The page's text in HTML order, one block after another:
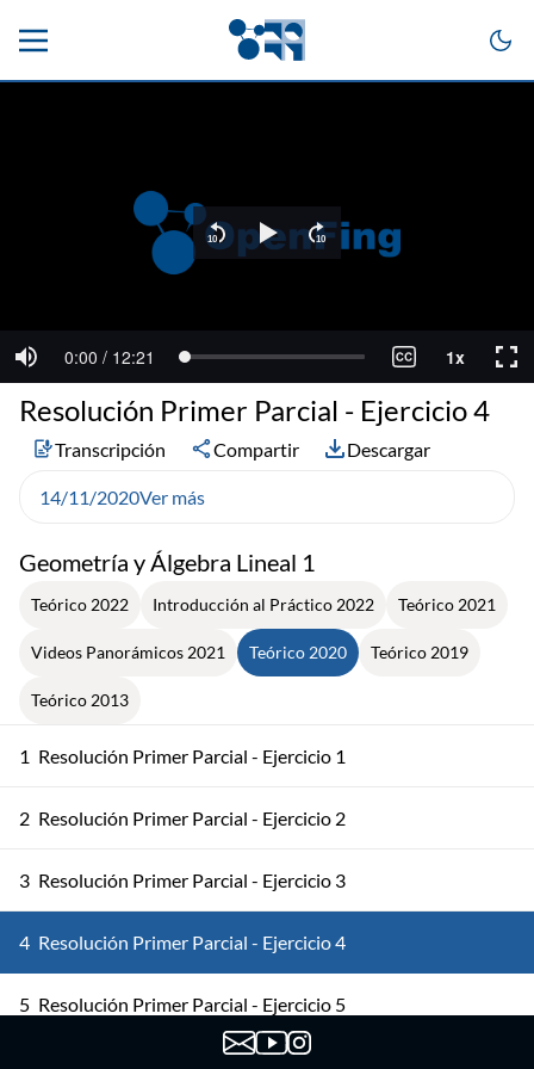
Geometría y Álgebra Lineal 1
Teórico 2022 Introducción al Práctico 2022 Teórico 2021
Videos Panorámicos 2021 Teórico 2020 Teórico 2019
Teórico 2013
1 Resolución Primer Parcial - Ejercicio 1
2 Resolución Primer Parcial - Ejercicio 2
3 Resolución Primer Parcial - Ejercicio 3
4 Resolución Primer Parcial - Ejercicio 4
5 Resolución Primer Parcial - Ejercicio 5
Resolución Primer Parcial - Ejercicio 4
Transcripción Compartir Descargar
14/11/2020Ver más